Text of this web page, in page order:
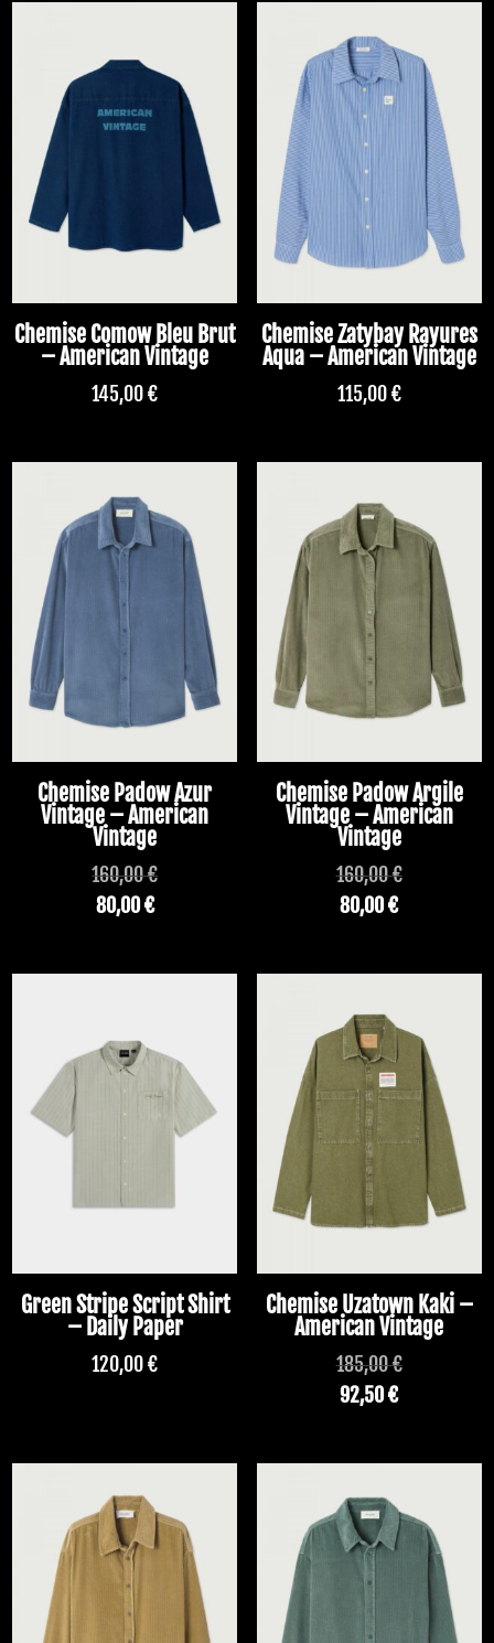
Chemise Comow Bleu Brut
– American Vintage
145,00€
Chemise Zatybay Rayures
Aqua – American Vintage
115,00€
Chemise Padow Azur
Vintage – American
Vintage
160,00€
80,00€
Chemise Padow Argile
Vintage – American
Vintage
160,00€
80,00€
Green Stripe Script Shirt
– Daily Paper
120,00€
Chemise Uzatown Kaki –
American Vintage
185,00€
92,50€